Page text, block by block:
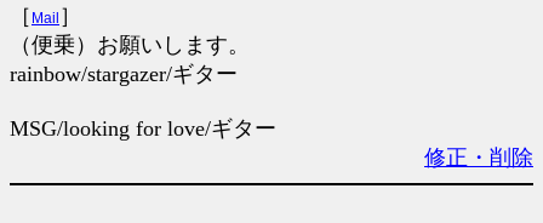
［ Mail ］
（便乗）お願いします。
rainbow/stargazer/ギター
MSG/looking for love/ギター
修正・削除